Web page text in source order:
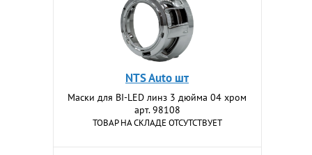
NTS Auto шт
Маски для BI-LED линз 3 дюйма 04 хром
арт. 98108
ТОВАР НА СКЛАДЕ ОТСУТСТВУЕТ